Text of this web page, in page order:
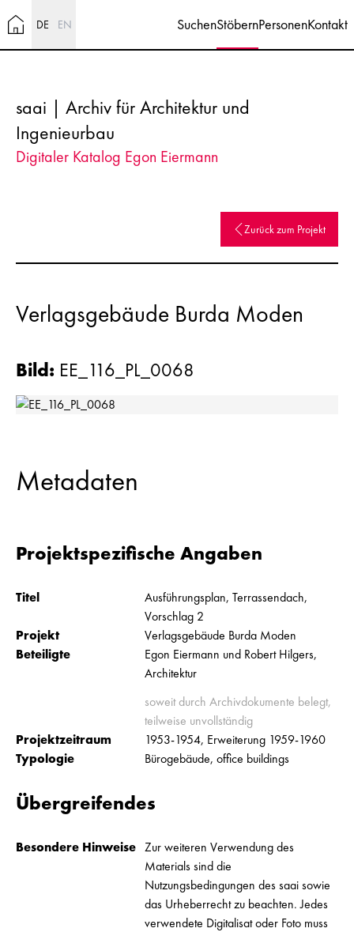
DE EN SuchenStöbernPersonenKontakt
saai | Archiv für Architektur und
Ingenieurbau
Digitaler Katalog Egon Eiermann
Zurück zum Projekt
Verlagsgebäude Burda Moden
Bild: EE_116_PL_0068
Metadaten
Projektspezifische Angaben
Titel
Ausführungsplan, Terrassendach,
Vorschlag 2
Projekt
Verlagsgebäude Burda Moden
Beteiligte
Egon Eiermann und Robert Hilgers,
Architektur
soweit durch Archivdokumente belegt,
teilweise unvollständig
Projektzeitraum
1953-1954, Erweiterung 1959-1960
Typologie
Bürogebäude, office buildings
Übergreifendes
Besondere Hinweise Zur weiteren Verwendung des
Materials sind die
Nutzungsbedingungen des saai sowie
das Urheberrecht zu beachten. Jedes
verwendete Digitalisat oder Foto muss